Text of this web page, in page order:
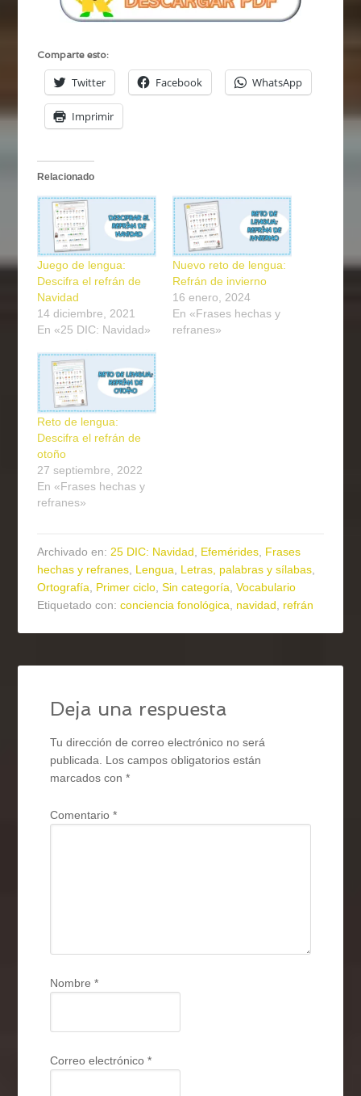
Comparte esto:
Twitter Facebook WhatsApp
Imprimir
Relacionado
Juego de lengua:
Descifra el refrán de
Navidad
14 diciembre, 2021
En «25 DIC: Navidad»
Nuevo reto de lengua:
Refrán de invierno
16 enero, 2024
En «Frases hechas y
refranes»
Reto de lengua:
Descifra el refrán de
otoño
27 septiembre, 2022
En «Frases hechas y
refranes»
Archivado en:25 DIC: Navidad, Efemérides, Frases
hechas y refranes, Lengua, Letras, palabras y sílabas,
Ortografía, Primer ciclo,Sin categoría,Vocabulario
Etiquetado con:conciencia fonológica, navidad, refrán
Deja una respuesta
Tu dirección de correo electrónico no será
publicada. Los campos obligatorios están
marcados con*
Comentario*
Nombre*
Correo electrónico*